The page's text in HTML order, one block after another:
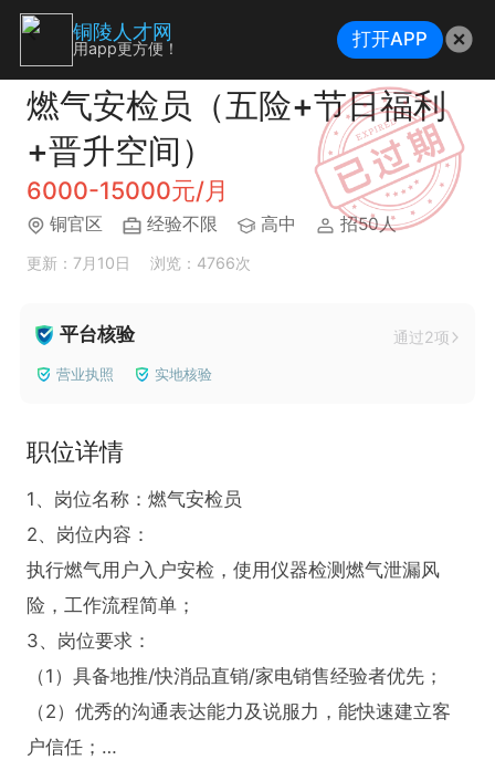
燃气安检员（五险+节日福利
+晋升空间）
6000-15000元/月
铜官区 经验不限 高中 招50人
更新：7月10日 浏览：4766次
平台核验 通过2项
营业执照 实地核验
职位详情
1、岗位名称：燃气安检员
2、岗位内容：
执行燃气用户入户安检，使用仪器检测燃气泄漏风
险，工作流程简单；
3、岗位要求：
（1）具备地推/快消品直销/家电销售经验者优先；
（2）优秀的沟通表达能力及说服力，能快速建立客
户信任；
铜陵人才网
用app更方便！ 打开APP